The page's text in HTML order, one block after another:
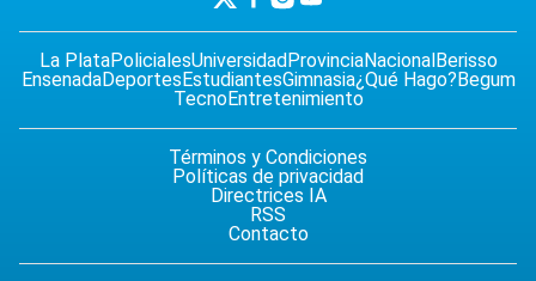
La PlataPolicialesUniversidadProvinciaNacionalBerisso
EnsenadaDeportesEstudiantesGimnasia¿Qué Hago?Begum
TecnoEntretenimiento
Términos y Condiciones
Políticas de privacidad
Directrices IA
RSS
Contacto